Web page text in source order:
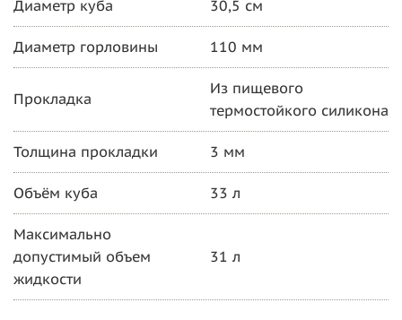
Диаметр куба 30,5 см
Диаметр горловины 110 мм
Прокладка
Из пищевого
термостойкого силикона
Толщина прокладки 3 мм
Объём куба 33 л
Максимально
допустимый объем
жидкости
31 л